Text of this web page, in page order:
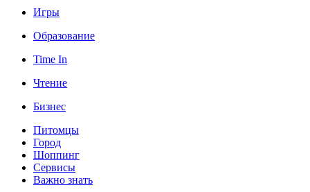
Игры
Образование
Time In
Чтение
Бизнес
Питомцы
Город
Шоппинг
Сервисы
Важно знать